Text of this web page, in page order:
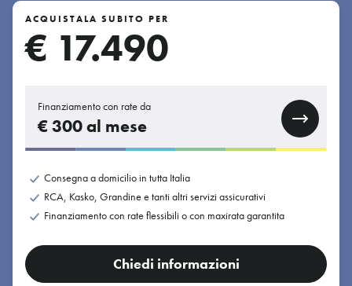
ACQUISTALA SUBITO PER
€ 17.490
Finanziamento con rate da
€300al mese
Consegna a domicilio in tutta Italia
RCA, Kasko, Grandine e tanti altri servizi assicurativi
Finanziamento con rate flessibili o con maxirata garantita
Chiedi informazioni